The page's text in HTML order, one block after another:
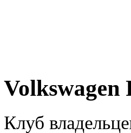
Volkswagen
Клуб